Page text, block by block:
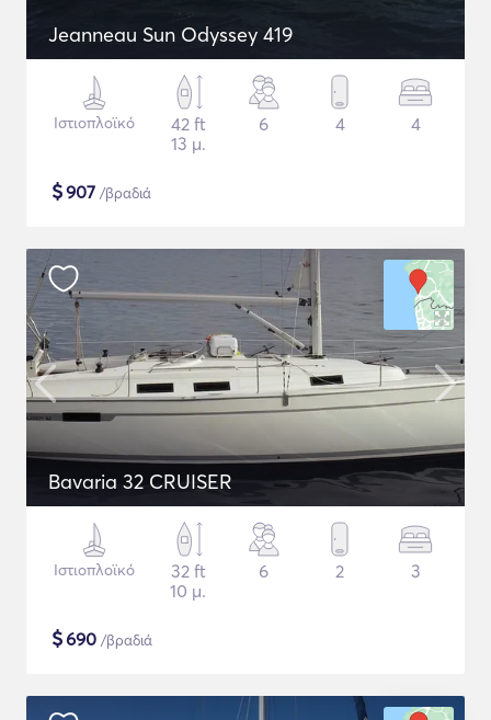
Jeanneau Sun Odyssey 419
Ιστιοπλοϊκό
42 ft
13 μ.
6 4 4
$907 /βραδιά
Bavaria 32 CRUISER
Ιστιοπλοϊκό
32 ft
10 μ.
6 2 3
$690 /βραδιά